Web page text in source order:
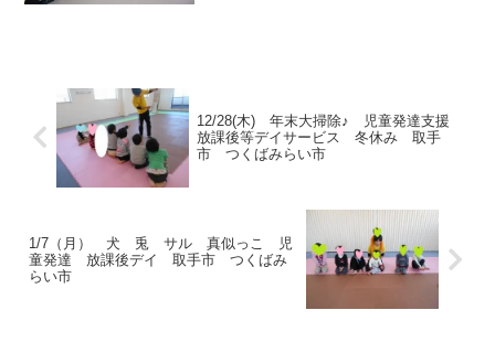
12/28(木) 年末大掃除♪ 児童発達支援
放課後等デイサービス 冬休み 取手
市 つくばみらい市
1/7（月） 犬 兎 サル 真似っこ 児
童発達 放課後デイ 取手市 つくばみ
らい市